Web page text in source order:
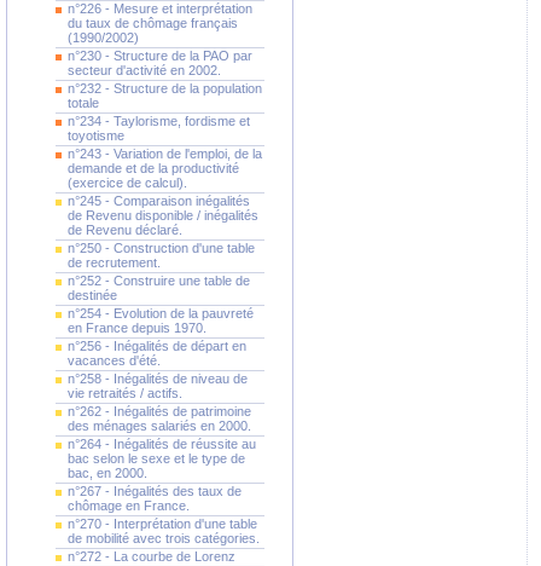
n°226 - Mesure et interprétation
du taux de chômage français
(1990/2002)
n°230 - Structure de la PAO par
secteur d'activité en 2002.
n°232 - Structure de la population
totale
n°234 - Taylorisme, fordisme et
toyotisme
n°243 - Variation de l'emploi, de la
demande et de la productivité
(exercice de calcul).
n°245 - Comparaison inégalités
de Revenu disponible / inégalités
de Revenu déclaré.
n°250 - Construction d'une table
de recrutement.
n°252 - Construire une table de
destinée
n°254 - Evolution de la pauvreté
en France depuis 1970.
n°256 - Inégalités de départ en
vacances d'été.
n°258 - Inégalités de niveau de
vie retraités / actifs.
n°262 - Inégalités de patrimoine
des ménages salariés en 2000.
n°264 - Inégalités de réussite au
bac selon le sexe et le type de
bac, en 2000.
n°267 - Inégalités des taux de
chômage en France.
n°270 - Interprétation d'une table
de mobilité avec trois catégories.
n°272 - La courbe de Lorenz